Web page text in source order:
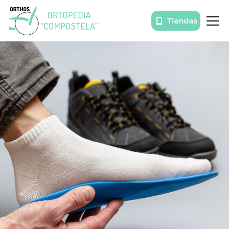
Inicio
Órtesis y prótesis
Movilidad
Baño
Descanso
Prendas de compresión
Productos
Tiendas